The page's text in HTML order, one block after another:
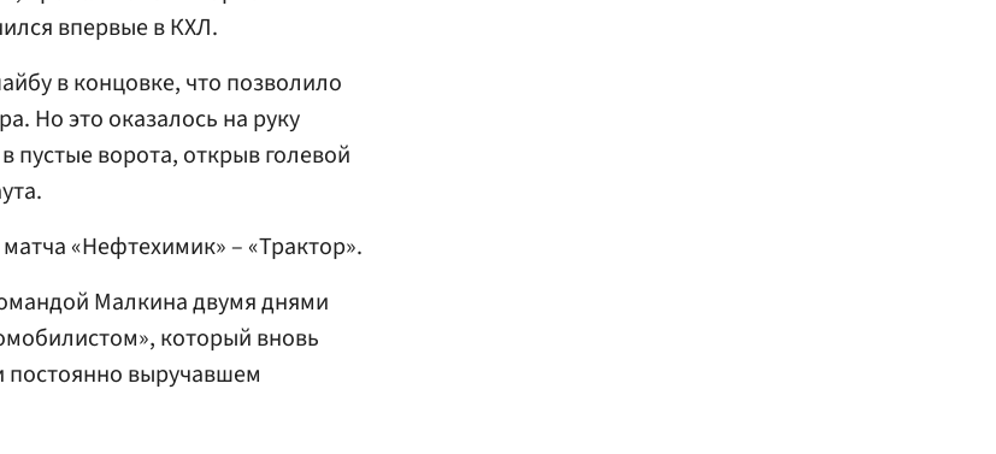
впервые в КХЛ.
в концовке, что позволило
Но это оказалось на руку
ворота, открыв голевой
матча «Нефтехимик» – «Трактор».
Малкина двумя днями
который вновь
постоянно выручавшем